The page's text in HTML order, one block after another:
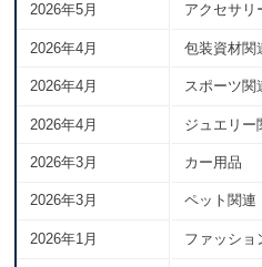
2026年5月 アクセサリ
2026年4月 包装資材関
2026年4月 スポーツ関
2026年4月 ジュエリー
2026年3月 カー用品
2026年3月 ペット関連
2026年1月 ファッショ